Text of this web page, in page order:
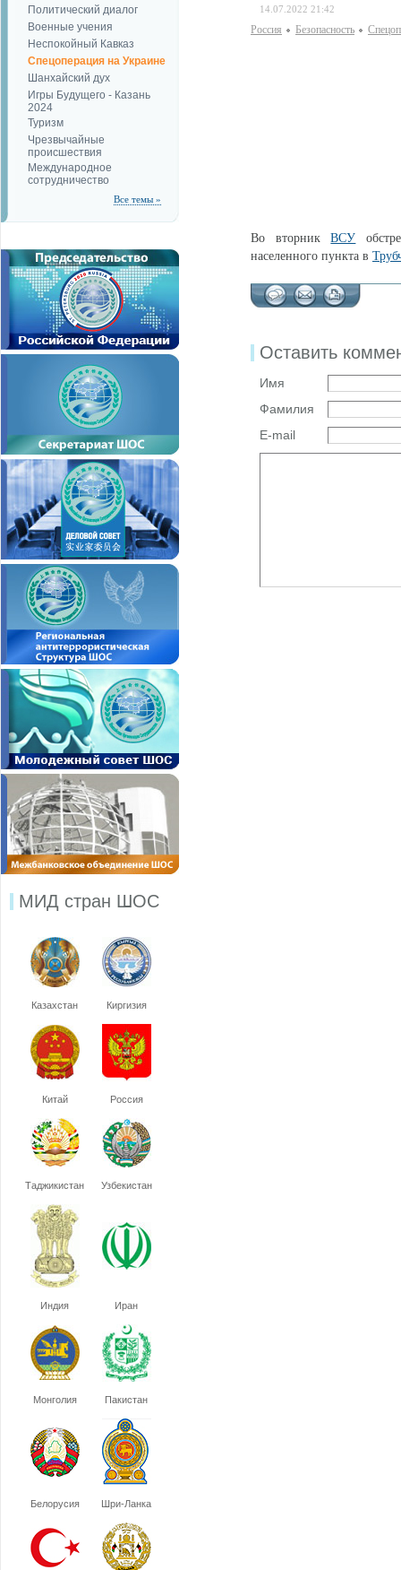
Политический диалог
Военные учения
Неспокойный Кавказ
Спецоперация на Украине
Шанхайский дух
Игры Будущего - Казань
2024
Туризм
Чрезвычайные
происшествия
Международное
сотрудничество
Все темы »
МИД стран ШОС
Казахстан Киргизия
Китай Россия
Таджикистан Узбекистан
Индия Иран
Монголия Пакистан
Белорусия Шри-Ланка
14.07.2022 21:42
Россия Безопаcность
Во вторникВСУ
населенного пункта в
Оставить
Имя
Фамилия
E-mail